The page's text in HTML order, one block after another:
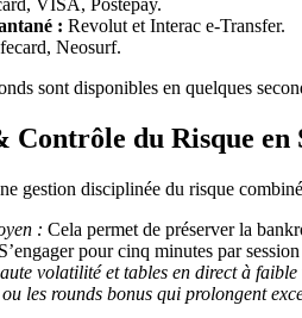
VISA, Postepay.
: Revolut et Interac e‑Transfer.
Neosurf.
sont disponibles en quelques
du Risque en
gestion disciplinée du risque
: Cela permet de préserver la
S’engager pour cinq minutes par
volatilité et tables en direct à
les rounds bonus qui prolongent